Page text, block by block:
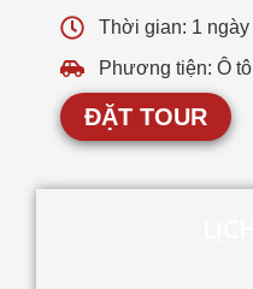
Thời gian: 1 ngày
Phương tiện: Ô tô
ĐẶT TOUR